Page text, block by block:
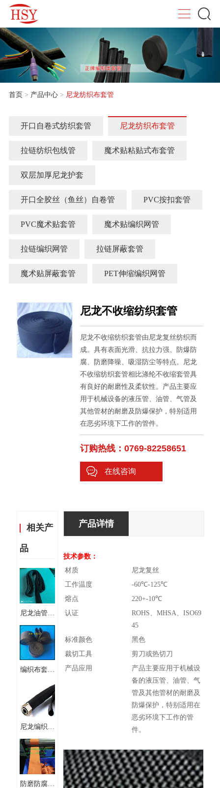
首页 > 产品中心> 尼龙纺织布套管
开口自卷式纺织套管 尼龙纺织布套管
拉链纺织包线管 魔术贴粘贴式布套管
双层加厚尼龙护套
开口全胶丝（鱼丝）自卷管 PVC按扣套管
PVC魔术贴套管 魔术贴编织网管
拉链编织网管 拉链屏蔽套管
魔术贴屏蔽套管 PET伸缩编织网管
尼龙不收缩纺织套管
尼龙不收缩纺织套管由尼龙复丝纺织而
成。具有表面光滑、抗拉力强、防爆防
腐、防磨降噪、吸湿防尘等特点。尼龙
不收缩纺织套管相比涤纶不收缩套管具
有良好的耐磨性及柔软性。产品主要应
用于机械设备的液压管、油管、气管及
其他管材的耐磨及防爆保护，特别适用
在恶劣环境下工作的管件。
订购热线：0769-82258651
在线咨询
相关产
品
尼龙油管护
套 汽车胶
管尼龙护套
编织布套管
织套管
尼龙编织护
套管尼龙织
带纵包管
防磨防腐防
产品详情
技术参数：
材质
尼龙复丝
工作温度
-60℃-125℃
熔点
220+-10℃
认证
ROHS、MHSA、ISO69
45
标准颜色
黑色
裁切工具
剪刀或热切刀
产品应用
产品主要应用于机械设
备的液压管、油管、气
管及其他管材的耐磨及
防爆保护，特别适用在
恶劣环境下工作的管
件。